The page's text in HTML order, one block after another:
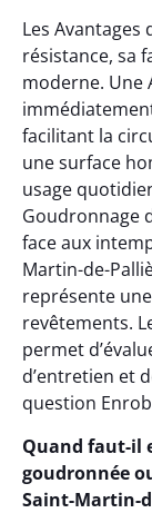
Les
résistance, sa
moderne. Une
facilitant la
une surface
usage
Goudronnage
face aux
Martin-de-
représente
revêtements.
permet
d’entretien et
question
Quand faut-il
goudronnée
Saint-Martin-